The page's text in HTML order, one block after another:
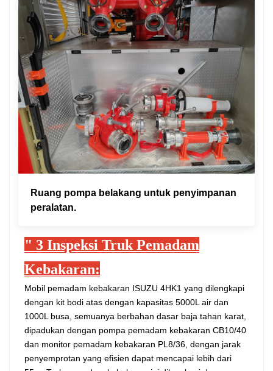
Ruang pompa belakang untuk penyimpanan
peralatan.
" 3 Inspeksi Truk Pemadam
Kebakaran:
Mobil pemadam kebakaran ISUZU 4HK1 yang dilengkapi
dengan kit bodi atas dengan kapasitas 5000L air dan
1000L busa, semuanya berbahan dasar baja tahan karat,
dipadukan dengan pompa pemadam kebakaran CB10/40
dan monitor pemadam kebakaran PL8/36, dengan jarak
penyemprotan yang efisien dapat mencapai lebih dari